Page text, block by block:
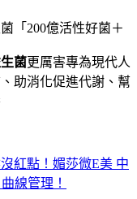
菌更厲害專為現代人
助消化促進代謝、幫
紅點！媚莎微E美 中
線管理！